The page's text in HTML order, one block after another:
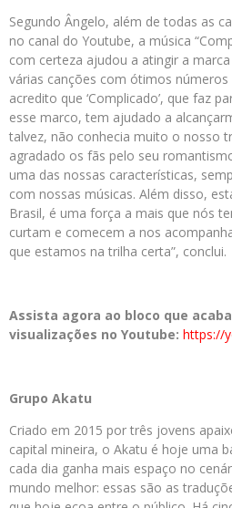
Segundo Ângelo, além de todas as
no canal do Youtube, a música
com certeza ajudou a atingir a
várias canções com ótimos
acredito que ‘Complicado’, que faz
esse marco, tem ajudado a
talvez, não conhecia muito o nosso
agradado os fãs pelo seu
uma das nossas características,
com nossas músicas. Além disso,
Brasil, é uma força a mais que nós
curtam e comecem a nos
que estamos na trilha certa”, conclui.
Assista agora ao bloco que
visualizações no Youtube: https://
Grupo Akatu
Criado em 2015 por três jovens
capital mineira, o Akatu é hoje uma
cada dia ganha mais espaço no
mundo melhor: essas são as